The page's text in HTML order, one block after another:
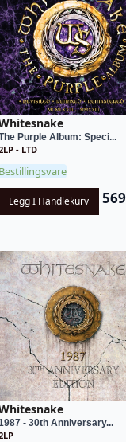
Purple Album: Speci...
- LTD
Bestillingsvare
Legg I Handlekurv 569
- 30th Anniversary...